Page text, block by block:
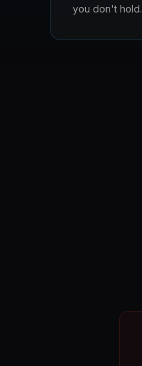
you don't hold.